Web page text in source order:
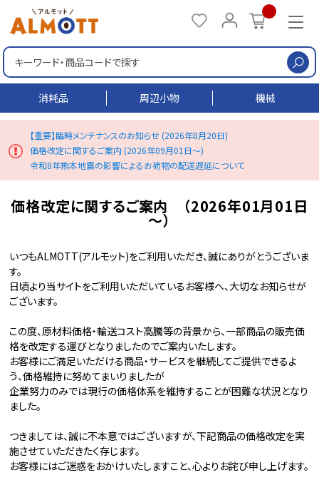
消耗品 周辺小物 機械
【重要】臨時メンテナンスのお知らせ (2026年8月20日)
価格改定に関するご案内 (2026年09月01日～)
令和8年熊本地震の影響によるお荷物の配送遅延について
価格改定に関するご案内 （2026年01月01日
～）
いつもALMOTT(アルモット)をご利用いただき、誠にありがとうございま
す。
日頃より当サイトをご利用いただいているお客様へ、大切なお知らせが
ございます。
この度、原材料価格・輸送コスト高騰等の背景から、一部商品の販売価
格を改定する運びとなりましたのでご案内いたします。
お客様にご満足いただける商品・サービスを継続してご提供できるよ
う、価格維持に努めてまいりましたが
企業努力のみでは現行の価格体系を維持することが困難な状況となり
ました。
つきましては、誠に不本意ではございますが、下記商品の価格改定を実
施させていただきたく存じます。
お客様にはご迷惑をおかけいたしますこと、心よりお詫び申し上げます。